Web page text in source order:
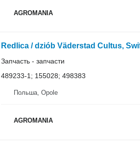
AGROMANIA
Запчасть - запчасти
489233-1; 155028; 498383
Польша, Opole
AGROMANIA